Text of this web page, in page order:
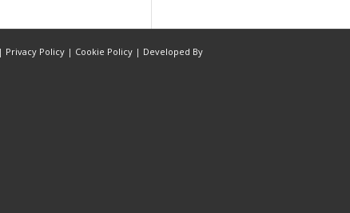
Privacy Policy | Cookie Policy | Developed By